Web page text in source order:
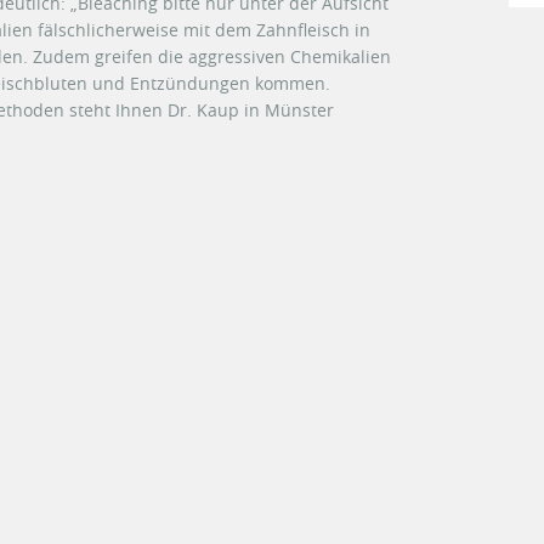
fälschlicherweise mit dem Zahnfleisch in
Zudem greifen die aggressiven Chemikalien
und Entzündungen kommen.
steht Ihnen Dr. Kaup in Münster